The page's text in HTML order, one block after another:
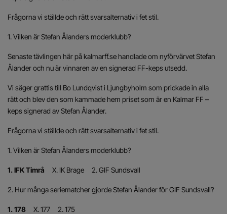
Frågorna vi ställde och rätt svarsalternativ i fet stil.
1. Vilken är Stefan Ålanders moderklubb?
Senaste tävlingen här på kalmarff.se handlade om nyförvärvet Stefan
Ålander och nu är vinnaren av en signerad FF-keps utsedd.
Vi säger grattis till Bo Lundqvist i Ljungbyholm som prickade in alla
rätt och blev den som kammade hem priset som är en Kalmar FF –
keps signerad av Stefan Ålander.
Frågorna vi ställde och rätt svarsalternativ i fet stil.
1. Vilken är Stefan Ålanders moderklubb?
1. IFK Timrå X. IK Brage 2. GIF Sundsvall
2. Hur många seriematcher gjorde Stefan Ålander för GIF Sundsvall?
1. 178 X. 177 2. 175